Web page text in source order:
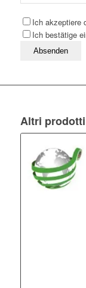
Ich akzeptiere
Ich bestätige
Bitte lassen Sie
Altri prodotti